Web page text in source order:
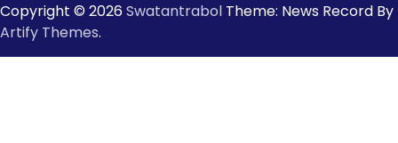
Copyright © 2026 Swatantrabol Theme: News Record By
Artify Themes.